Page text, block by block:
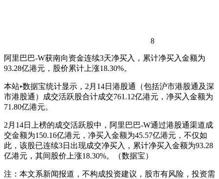
8
阿里巴巴-W获南向资金连续3天净买入，累计净买入金额为
93.28亿港元，股价累计上涨18.30%。
本站•数据宝统计显示，2月14日港股通（包括沪市港股通及深
市港股通）成交活跃股合计成交761.12亿港元，净买入金额为
71.80亿港元。
2月14日上榜的成交活跃股中，阿里巴巴-W通过港股通渠道成
交金额为150.16亿港元，净买入金额为45.57亿港元，不仅如
此，该股已连续3日出现成交净买入，累计净买入金额为93.28
亿港元，其间股价上涨18.30%。（数据宝）
注：本文系新闻报道，不构成投资建议，股市有风险，投资需